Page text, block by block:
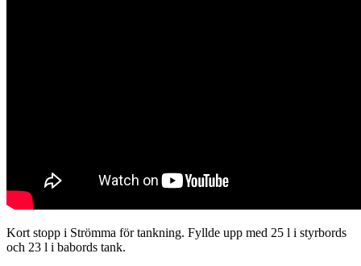
Kort stopp i Strömma för tankning. Fyllde upp med 25 l i styrbords
och 23 l i babords tank.